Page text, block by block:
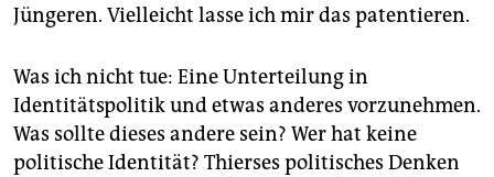
epaper login
Jüngeren. Vielleicht lasse ich mir das patentieren.
Was ich nicht tue: Eine Unterteilung in
Identitätspolitik und etwas anderes vorzunehmen.
Was sollte dieses andere sein? Wer hat keine
politische Identität? Thierses politisches Denken